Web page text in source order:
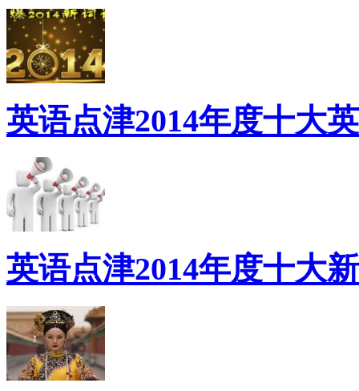
英语点津2014年度十大
英语点津2014年度十大